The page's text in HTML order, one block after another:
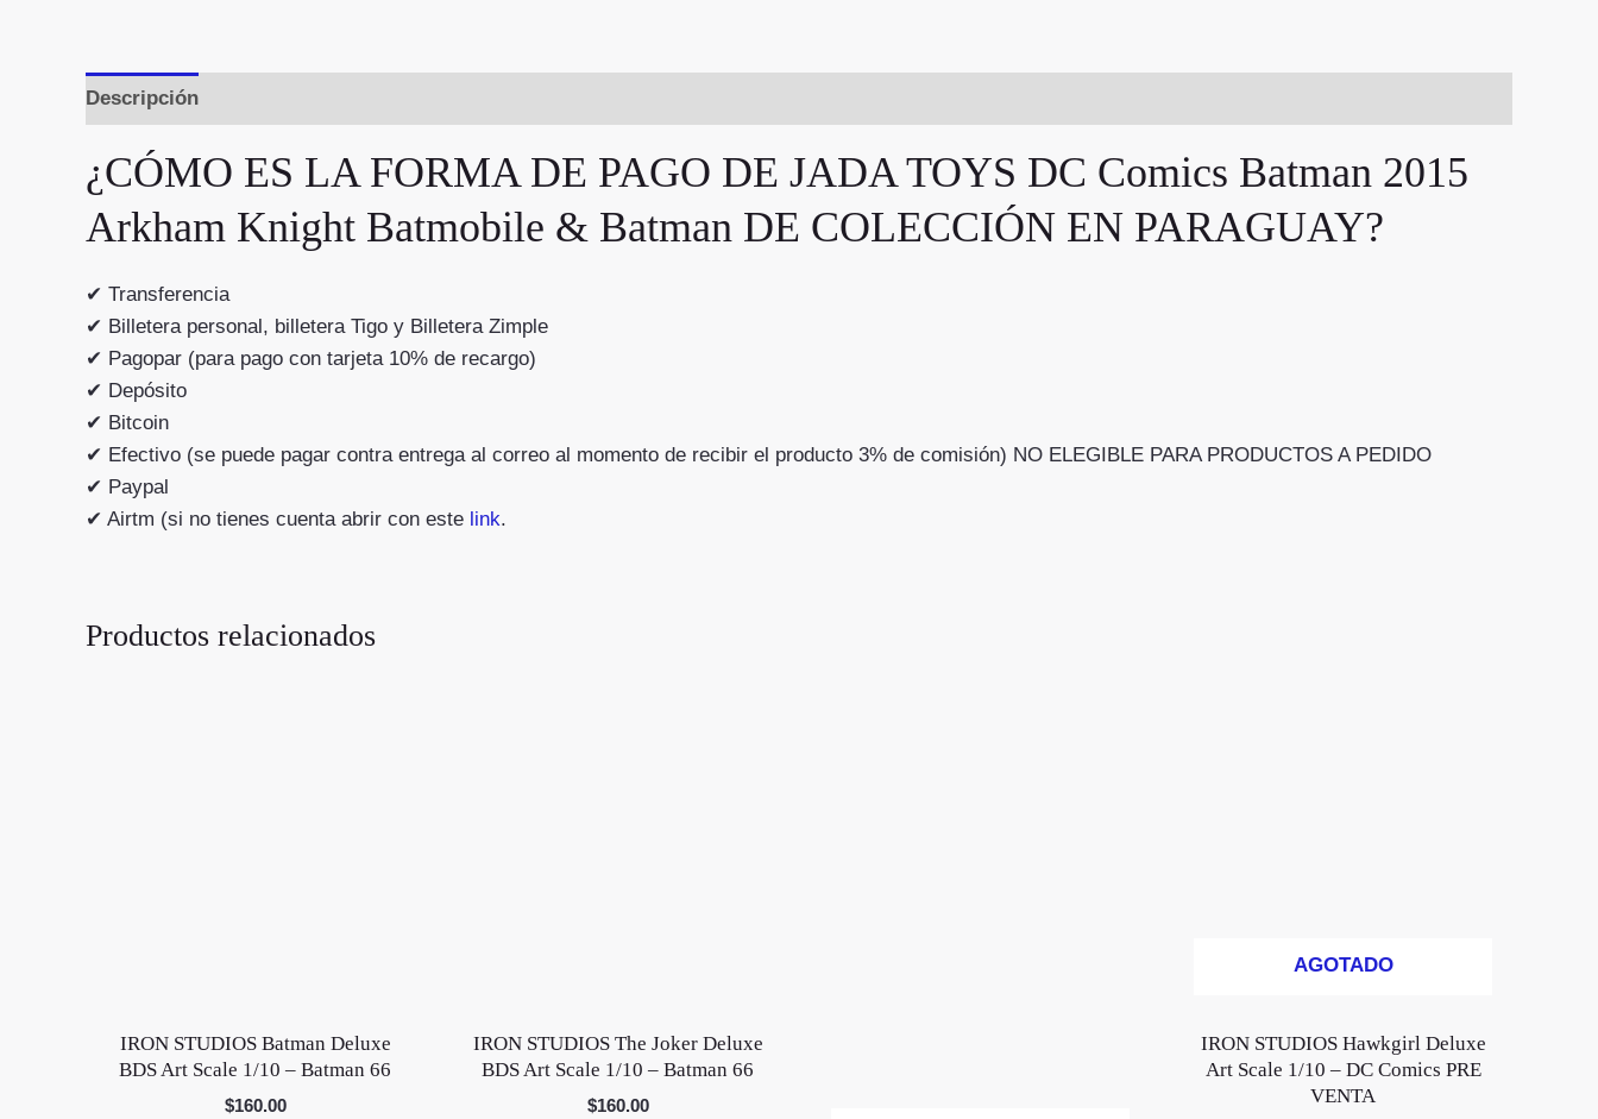
Descripción
¿CÓMO ES LA FORMA DE PAGO DE JADA TOYS DC Comics Batman 2015
Arkham Knight Batmobile & Batman DE COLECCIÓN EN PARAGUAY?
✔ Transferencia
✔ Billetera personal, billetera Tigo y Billetera Zimple
✔ Pagopar (para pago con tarjeta 10% de recargo)
✔ Depósito
✔ Bitcoin
✔ Efectivo (se puede pagar contra entrega al correo al momento de recibir el producto 3% de comisión) NO ELEGIBLE PARA PRODUCTOS A PEDIDO
✔ Paypal
✔ Airtm (si no tienes cuenta abrir con este link.
Productos relacionados
IRON STUDIOS Batman Deluxe
BDS Art Scale 1/10 – Batman 66
$160.00
IRON STUDIOS The Joker Deluxe
BDS Art Scale 1/10 – Batman 66
$160.00
AGOTADO
IRON STUDIOS Hawkgirl Deluxe
Art Scale 1/10 – DC Comics PRE
VENTA